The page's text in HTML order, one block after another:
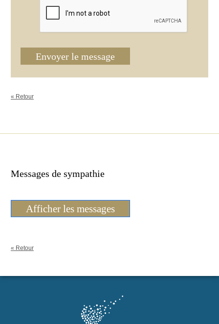
Envoyer le message
« Retour
Messages de sympathie
Afficher les messages
« Retour